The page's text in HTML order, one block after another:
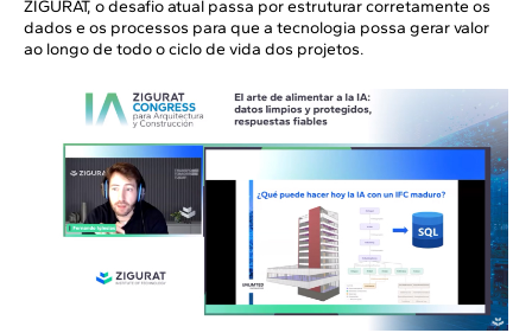
ZIGURAT, o desafio atual passa por estruturar corretamente os
dados e os processos para que a tecnologia possa gerar valor
ao longo de todo o ciclo de vida dos projetos.